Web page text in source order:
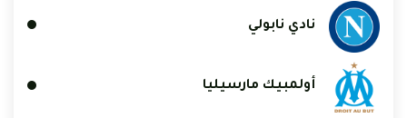
نادي نابولي
أولمبيك مارسيليا